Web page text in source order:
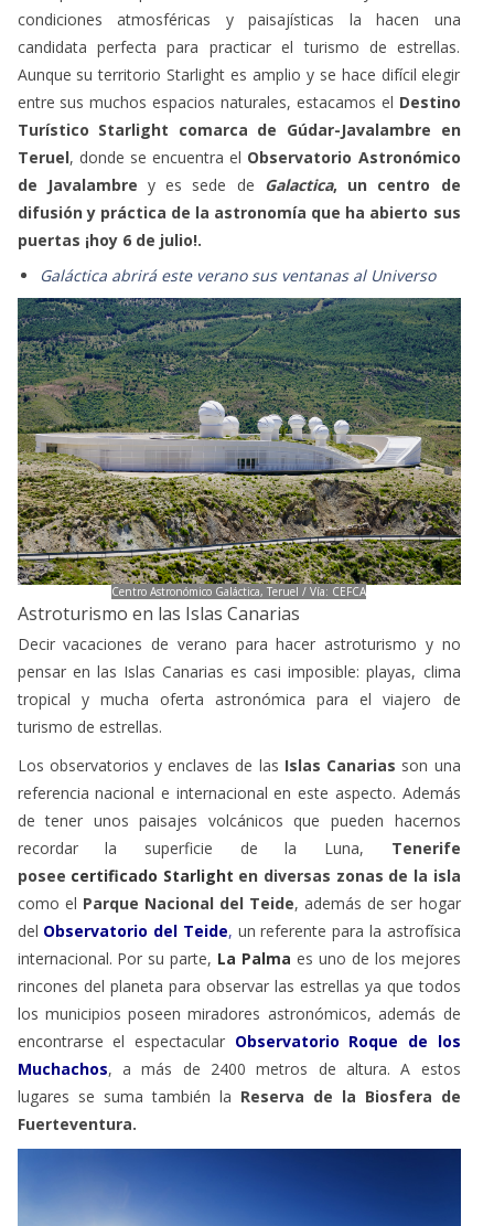
condiciones atmosféricas y paisajísticas la hacen una
candidata perfecta para practicar el turismo de estrellas.
Aunque su territorio Starlight es amplio y se hace difícil elegir
entre sus muchos espacios naturales, estacamos el Destino
Turístico Starlight comarca de Gúdar-Javalambre en
Teruel, donde se encuentra el Observatorio Astronómico
de Javalambre y es sede de Galactica, un centro de
difusión y práctica de la astronomía que ha abierto sus
puertas ¡hoy 6 de julio!.
Galáctica abrirá este verano sus ventanas al Universo
Centro Astronómico Galáctica, Teruel / Vía: CEFCA
Astroturismo en las Islas Canarias
Decir vacaciones de verano para hacer astroturismo y no
pensar en las Islas Canarias es casi imposible: playas, clima
tropical y mucha oferta astronómica para el viajero de
turismo de estrellas.
Los observatorios y enclaves de las Islas Canarias son una
referencia nacional e internacional en este aspecto. Además
de tener unos paisajes volcánicos que pueden hacernos
recordar la superficie de la Luna, Tenerife
posee certificado Starlight en diversas zonas de la isla
como el Parque Nacional del Teide, además de ser hogar
del Observatorio del Teide, un referente para la astrofísica
internacional. Por su parte, La Palma es uno de los mejores
rincones del planeta para observar las estrellas ya que todos
los municipios poseen miradores astronómicos, además de
encontrarse el espectacular Observatorio Roque de los
Muchachos, a más de 2400 metros de altura. A estos
lugares se suma también la Reserva de la Biosfera de
Fuerteventura.